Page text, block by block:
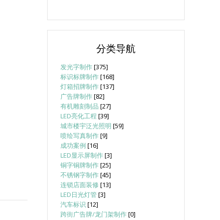
分类导航
发光字制作[375]
标识标牌制作[168]
灯箱招牌制作[137]
广告牌制作[82]
有机雕刻制品 [27]
LED亮化工程 [39]
城市楼宇泛光照明 [59]
喷绘写真制作[9]
成功案例 [16]
LED显示屏制作[3]
铜字铜牌制作[25]
不锈钢字制作[45]
连锁店面装修 [13]
LED日光灯管[3]
汽车标识 [12]
跨街广告牌/龙门架制作[0]